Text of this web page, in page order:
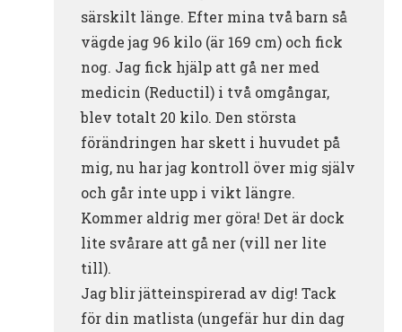
särskilt länge. Efter mina två barn så
vägde jag 96 kilo (är 169 cm) och fick
nog. Jag fick hjälp att gå ner med
medicin (Reductil) i två omgångar,
blev totalt 20 kilo. Den största
förändringen har skett i huvudet på
mig, nu har jag kontroll över mig själv
och går inte upp i vikt längre.
Kommer aldrig mer göra! Det är dock
lite svårare att gå ner (vill ner lite
till).
Jag blir jätteinspirerad av dig! Tack
för din matlista (ungefär hur din dag